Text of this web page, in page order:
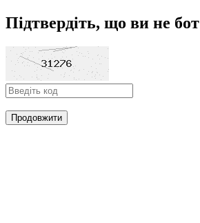
Підтвердіть, що ви не бот
Продовжити